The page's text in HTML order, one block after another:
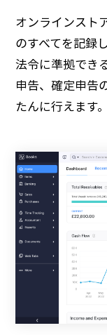
オンラインスト
のすべてを記録
法令に準拠でき
申告、確定申告
たんに行えます。